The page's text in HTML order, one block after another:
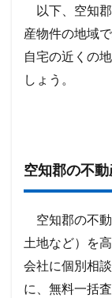
以下、空知郡
産物件の地域
自宅の近くの
しょう。
空知郡の不
空知郡の不動
土地など）を
会社に個別相
に、無料一括